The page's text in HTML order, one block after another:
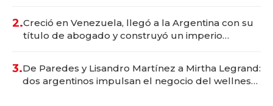
2.Creció en Venezuela, llegó a la Argentina con su
título de abogado y construyó un imperio
3.De Paredes y Lisandro Martínez a Mirtha Legrand:
dos argentinos impulsan el negocio del wellness